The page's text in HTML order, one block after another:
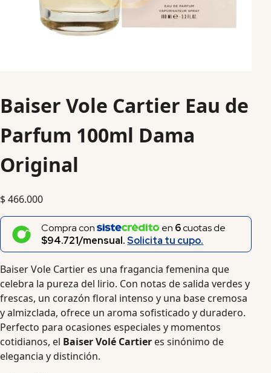
Baiser Vole Cartier Eau de
Parfum 100ml Dama
Original
$466.000
Compra con en 6cuotas de
$94.721/mensual.Solicita tu cupo.
Baiser Vole Cartier es una fragancia femenina que
celebra la pureza del lirio. Con notas de salida verdes y
frescas, un corazón floral intenso y una base cremosa
y almizclada, ofrece un aroma sofisticado y duradero.
Perfecto para ocasiones especiales y momentos
cotidianos, el Baiser Volé Cartier es sinónimo de
elegancia y distinción.